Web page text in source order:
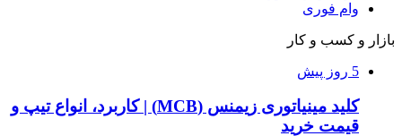
وام فوری
بازار و کسب و کار
5 روز پیش
کلید مینیاتوری زیمنس (MCB) | کاربرد، انواع تیپ و
قیمت خرید